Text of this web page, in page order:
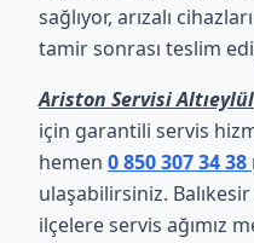
sağlıyor, arızalı
tamir sonrası teslim
Ariston Servisi Altıeylül
için garantili servis
hemen 0 850 307 34 38
ulaşabilirsiniz.
ilçelere servis ağımız